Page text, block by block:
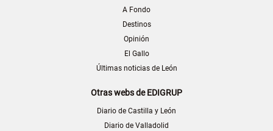
A Fondo
Destinos
Opinión
El Gallo
Últimas noticias de León
Otras webs de EDIGRUP
Diario de Castilla y León
Diario de Valladolid